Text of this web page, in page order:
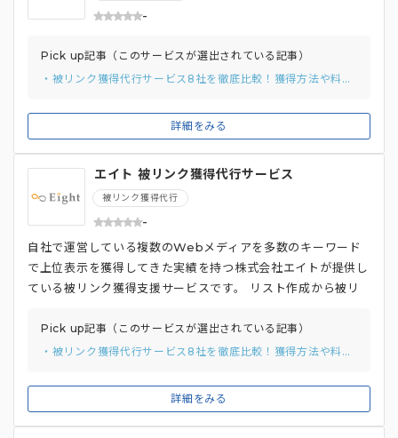
-
詳細をみる
Pick up記事（このサービスが選出されている記事）
・被リンク獲得代行サービス8社を徹底比較！獲得方法や料金プランまでご紹介！
エイト 被リンク獲得代行サービス
被リンク獲得代行
-
詳細をみる
自社で運営している複数のWebメディアを多数のキーワード
で上位表示を獲得してきた実績を持つ株式会社エイトが提供し
ている被リンク獲得支援サービスです。 リスト作成から被リ
かりません。 料金プランは、ドメインランク（ahrefsで計
測）に応じて、1件1万円〜10万円のような成果報酬型になって
Pick up記事（このサービスが選出されている記事）
・被リンク獲得代行サービス8社を徹底比較！獲得方法や料金プランまでご紹介！